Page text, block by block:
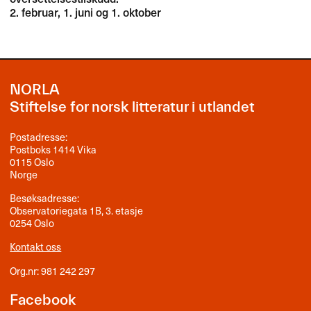
2. februar, 1. juni og 1. oktober
NORLA
Stiftelse for norsk litteratur i utlandet
Postadresse:
Postboks 1414 Vika
0115 Oslo
Norge
Besøksadresse:
Observatoriegata 1B, 3. etasje
0254 Oslo
Kontakt oss
Org.nr: 981 242 297
Facebook